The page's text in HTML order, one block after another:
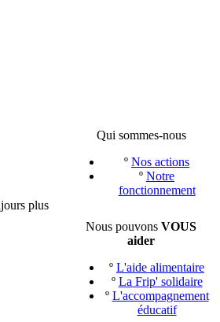
plus
Qui sommes-nous
º Nos actions
º Notre
fonctionnement
Nous pouvons VOUS
aider
º L'aide alimentaire
º La Frip' solidaire
º L'accompagnement
éducatif